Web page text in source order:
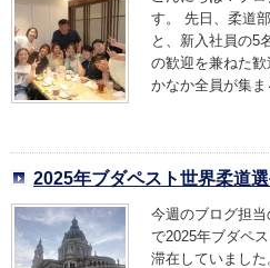
す。 先日、柔道
と、新入社員の5
の歓迎を兼ねた
かなか全員が集
2025年ブダペスト世界柔道
今週のブログ担
で2025年ブダペ
滞在していまし